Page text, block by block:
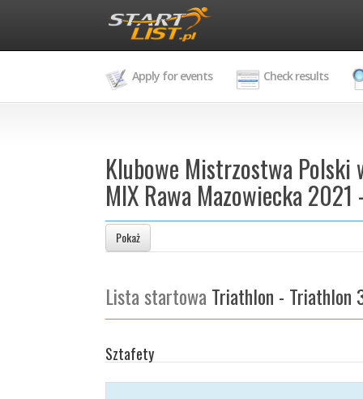
Apply for events Check results
Klubowe Mistrzostwa
MIX Rawa Mazowiecka
Pokaż
Lista startowa Triathlon - Triathlon
Sztafety